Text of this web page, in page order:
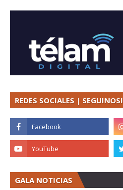
REDES SOCIALES | SEGUINOS!
GALA NOTICIAS